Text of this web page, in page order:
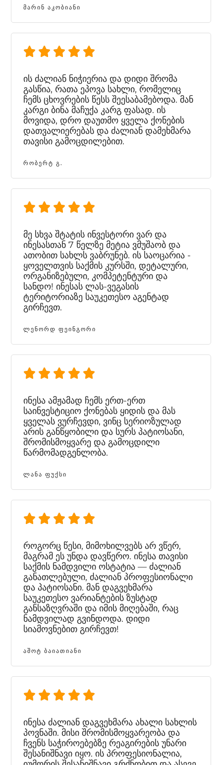
ᲛᲐᲠᲘᲜ ᲐᲙᲝᲑᲘᲐᲜᲘ
ის ძალიან ნიჭიერია და დიდი შრომა
გასწია, რათა ეპოვა სახლი, რომელიც
ჩემს ცხოვრების წესს შეესაბამებოდა. მან
კარგი ბინა მაჩუქა კარგ ფასად. ის
მოვიდა, დრო დაუთმო ყველა ქონების
დათვალიერებას და ძალიან დამეხმარა
თავისი გამოცდილებით.
ᲠᲝᲑᲔᲠᲢ Გ.
მე სხვა შტატის ინვესტორი ვარ და
ინესასთან 7 წელზე მეტია ვმუშაობ და
ათობით სახლს ვაბრუნებ. ის საოცარია -
ყოველთვის საქმის კურსში, დეტალური,
ორგანიზებული, კომპეტენტური და
სანდო! ინესას ლას-ვეგასის
ტერიტორიაზე საუკეთესო აგენტად
გირჩევთ.
ᲚᲔᲜᲝᲠᲓ ᲤᲔᲘᲜᲒᲝᲠᲘ
ინესა ამჟამად ჩემს ერთ-ერთ
საინვესტიციო ქონებას ყიდის და მას
ყველას ვურჩევდი, ვინც სერიოზულად
არის განწყობილი და სურს პატიოსანი,
შრომისმოყვარე და გამოცდილი
წარმომადგენლობა.
ᲚᲐᲜᲐ ᲤᲣᲥᲡᲘ
როგორც წესი, მიმოხილვებს არ ვწერ,
მაგრამ ეს უნდა დავწერო. ინესა თავისი
საქმის ნამდვილი ოსტატია — ძალიან
განათლებული, ძალიან პროფესიონალი
და პატიოსანი. მან დაგვეხმარა
საუკეთესო ვარიანტების ზუსტად
განსაზღვრაში და იმის მიღებაში, რაც
ნამდვილად გვინდოდა. დიდი
სიამოვნებით გირჩევთ!
ᲐᲨᲝᲢ ᲑᲐᲘᲐᲗᲘᲐᲜᲘ
ინესა ძალიან დაგვეხმარა ახალი სახლის
პოვნაში. მისი შრომისმოყვარეობა და
ჩვენს საჭიროებებზე რეაგირების უნარი
შესანიშნავი იყო. ის პროფესიონალია,